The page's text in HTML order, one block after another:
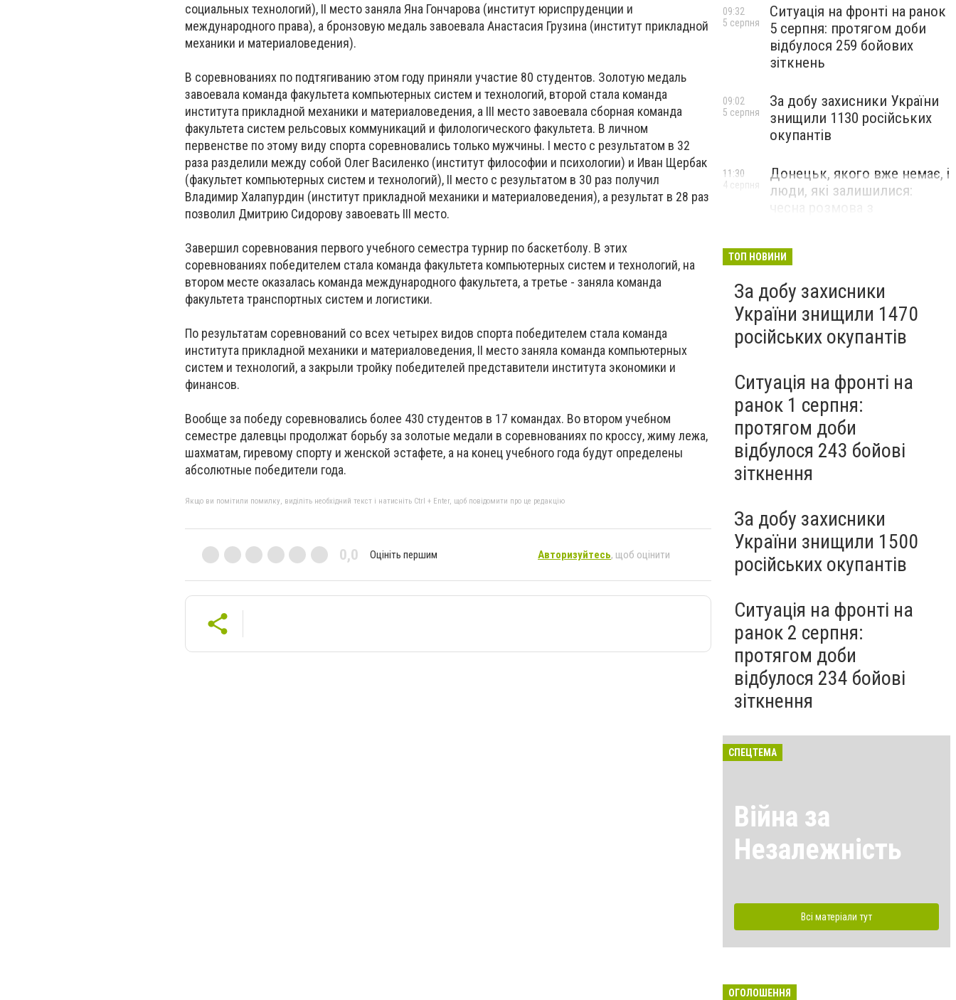
социальных технологий), II место заняла Яна Гончарова (институт юриспруденции и
международного права), а бронзовую медаль завоевала Анастасия Грузина (институт прикладной
механики и материаловедения).
В соревнованиях по подтягиванию этом году приняли участие 80 студентов. Золотую медаль
завоевала команда факультета компьютерных систем и технологий, второй стала команда
института прикладной механики и материаловедения, а III место завоевала сборная команда
факультета систем рельсовых коммуникаций и филологического факультета. В личном
первенстве по этому виду спорта соревновались только мужчины. I место с результатом в 32
раза разделили между собой Олег Василенко (институт философии и психологии) и Иван Щербак
(факультет компьютерных систем и технологий), II место с результатом в 30 раз получил
Владимир Халапурдин (институт прикладной механики и материаловедения), а результат в 28 раз
позволил Дмитрию Сидорову завоевать III место.
Завершил соревнования первого учебного семестра турнир по баскетболу. В этих
соревнованиях победителем стала команда факультета компьютерных систем и технологий, на
втором месте оказалась команда международного факультета, а третье - заняла команда
факультета транспортных систем и логистики.
По результатам соревнований со всех четырех видов спорта победителем стала команда
института прикладной механики и материаловедения, II место заняла команда компьютерных
систем и технологий, а закрыли тройку победителей представители института экономики и
финансов.
Вообще за победу соревновались более 430 студентов в 17 командах. Во втором учебном
семестре далевцы продолжат борьбу за золотые медали в соревнованиях по кроссу, жиму лежа,
шахматам, гиревому спорту и женской эстафете, а на конец учебного года будут определены
абсолютные победители года.
Якщо ви помітили помилку, виділіть необхідний текст і натисніть Ctrl + Enter, щоб повідомити про це редакцію
0,0 Оцініть першим Авторизуйтесь, щоб оцінити
Ситуація на фронті на ранок
5 серпня: протягом доби
відбулося 259 бойових
зіткнень
09:32
5 серпня
За добу захисники України
знищили 1130 російських
окупантів
09:02
5 серпня
Донецьк, якого вже немає, і
люди, які залишилися:
11:30
4 серпня
ТОП НОВИНИ
За добу захисники
України знищили 1470
російських окупантів
Ситуація на фронті на
ранок 1 серпня:
протягом доби
відбулося 243 бойові
зіткнення
За добу захисники
України знищили 1500
російських окупантів
Ситуація на фронті на
ранок 2 серпня:
протягом доби
відбулося 234 бойові
зіткнення
СПЕЦТЕМА
Війна за
Незалежність
Всі матеріали тут
ОГОЛОШЕННЯ